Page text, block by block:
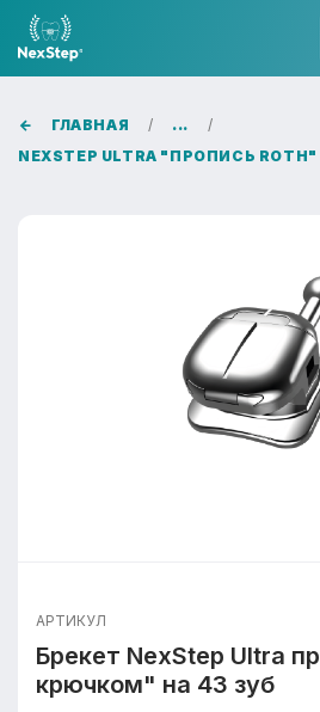
ГЛАВНАЯ
...
NEXSTEP ULTRA "ПРОПИСЬ ROTH"
АРТИКУЛ
Брекет NexStep Ultra
крючком" на 43 зуб